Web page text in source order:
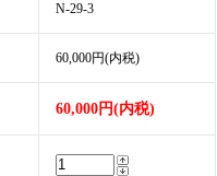
N-29-3
60,000円(内税)
60,000円(内税)